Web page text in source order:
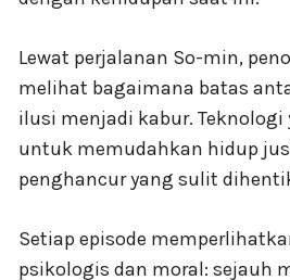
Lewat perjalanan So-min,
melihat bagaimana batas
ilusi menjadi kabur.
untuk memudahkan hidup
penghancur yang sulit
Setiap episode
psikologis dan moral: sejauh